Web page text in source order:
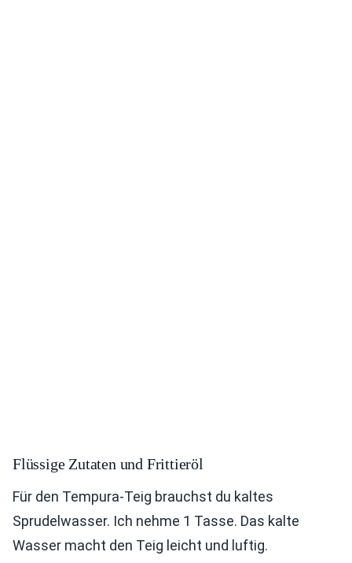
Flüssige Zutaten und Frittieröl
Für den Tempura-Teig brauchst du kaltes
Sprudelwasser. Ich nehme 1 Tasse. Das kalte
Wasser macht den Teig leicht und luftig.